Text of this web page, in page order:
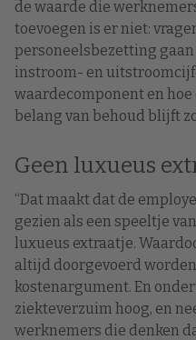
de waarde die
toevoegen is er niet:
personeelsbezetting
instroom- en
waardecomponent en
belang van behoud blijft
Geen luxueus
“Dat maakt dat de
gezien als een speeltje
luxueus extraatje.
altijd doorgevoerd
kostenargument. En
ziekteverzuim hoog, en
werknemers die denken